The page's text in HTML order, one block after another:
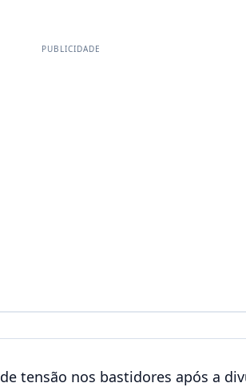
PUBLICIDADE
tensão nos bastidores após a